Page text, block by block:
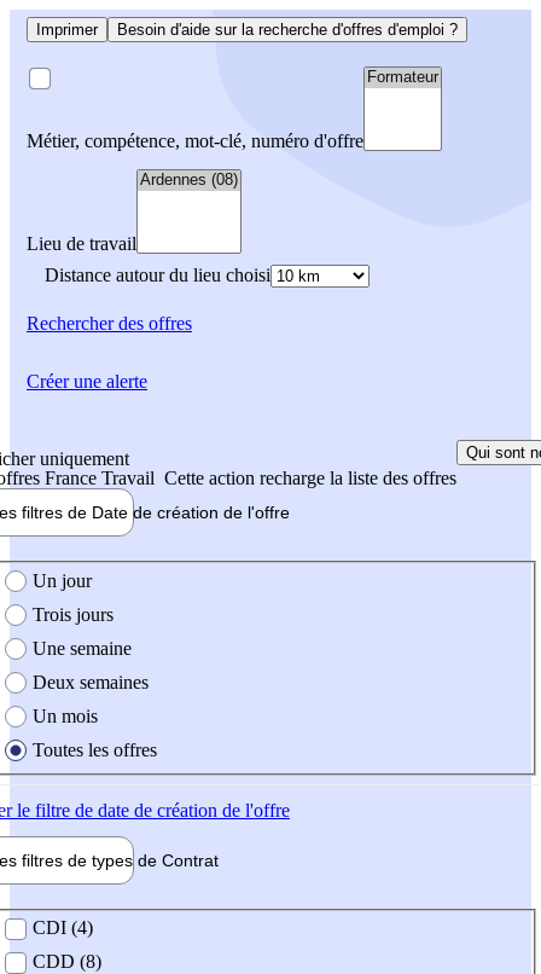
Imprimer Besoin d'aide sur la recherche d'offres d'emploi ?
Métier, compétence, mot-clé, numéro d'offre
Lieu de travail
Distance autour du lieu choisi
Rechercherdes offres
uniquement
France Travail Cette action recharge la liste des offres
Qui sont
filtres de Date de création de l'offre
création de l'offre
Un jour
Trois jours
Une semaine
Deux semaines
Un mois
Toutes les offres
le filtre de date de création de l'offre
filtres de types de Contrat
contrat
CDI (4)
CDD (8)
Créer une alerte